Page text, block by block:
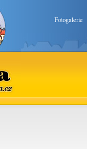
Fotogalerie